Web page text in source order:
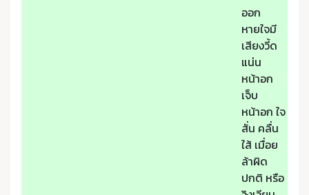
ออก
หายใจมี
เสียงวี้ด
แน่น
หน้าอก
เจ็บ
หน้าอก ใจ
สั่น คลื่น
ใส้ เมื่อย
ล้าผิด
ปกติ หรือ